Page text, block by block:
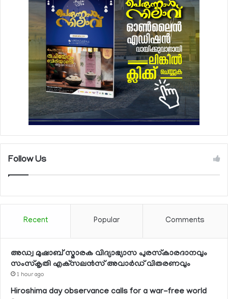
Follow Us
Recent Popular Comments
അഡ്വ മുഷാബ് സ്മാരക വിദ്യാഭ്യാസ പുരസ്‌കാരദാനവും
സംസ്‌കൃതി എക്‌സലന്‍സ് അവാര്‍ഡ് വിതരണവും
1 hour ago
Hiroshima day observance calls for a war-free world